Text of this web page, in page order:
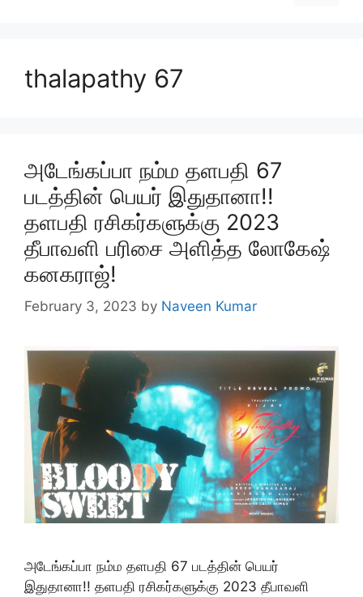
thalapathy 67
அடேங்கப்பா நம்ம தளபதி 67
படத்தின் பெயர் இதுதானா!!
தளபதி ரசிகர்களுக்கு 2023
தீபாவளி பரிசை அளித்த லோகேஷ்
கனகராஜ்!
February 3, 2023 by Naveen Kumar
அடேங்கப்பா நம்ம தளபதி 67 படத்தின் பெயர்
இதுதானா!! தளபதி ரசிகர்களுக்கு 2023 தீபாவளி